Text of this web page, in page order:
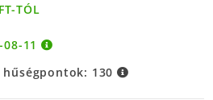
TÓL
08-11
hűségpontok: 130